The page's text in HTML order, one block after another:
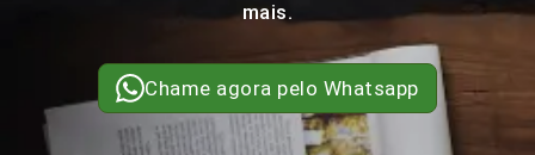
mais.
Chame agora pelo Whatsapp